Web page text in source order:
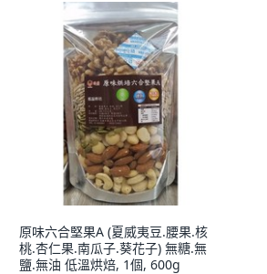
原味六合堅果A (夏威夷豆.腰果.核
桃.杏仁果.南瓜子.葵花子) 無糖.無
鹽.無油 低溫烘焙, 1個, 600g